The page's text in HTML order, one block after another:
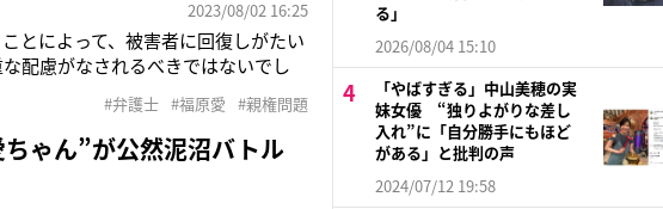
2023/08/02 16:25
とによって、被害者に回復しがたい
配慮がなされるべきではないでし
紋を呼んでいる。騒動の発端は7月
#弁護士 #福原愛 #親権問題
ゃん”が公然泥沼バトル
る」
2026/08/04 15:10
「やばすぎる」中山美穂の実
妹女優 “独りよがりな差し
入れ”に「自分勝手にもほど
がある」と批判の声
2024/07/12 19:58